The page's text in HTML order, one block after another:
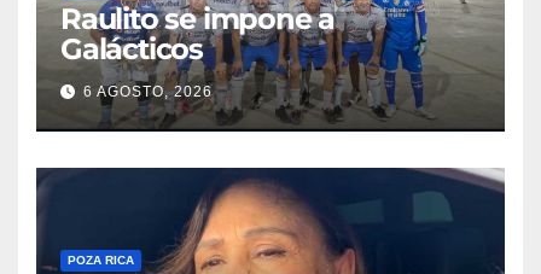
Raulito se impone a
Galácticos
6 AGOSTO, 2026
POZA RICA